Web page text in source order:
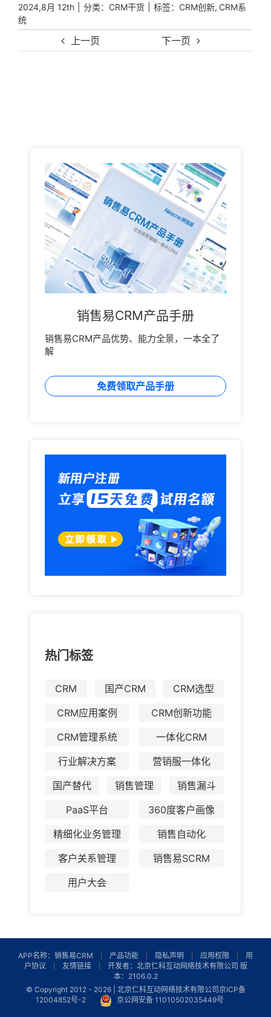
上一页 下一页
2024,8月 12th 分类： CRM干货 标签： CRM创新, CRM系
统
销售易CRM产品手册
销售易CRM产品优势、能力全景，一本全了
解
免费领取产品手册
热门标签
CRM 国产CRM
CRM选型
CRM应用案例
CRM创新功能
CRM管理系统
一体化CRM
行业解决方案
营销服一体化
国产替代
销售管理
销售漏斗
PaaS平台
360度客户画像
精细化业务管理
销售自动化
客户关系管理
销售易SCRM
用户大会
APP名称：销售易CRM 产品功能 隐私声明 应用权限
用
户协议
友情链接
开发者：北京仁科互动网络技术有限公司 版
本：2106.0.2
© Copyright 2012 - 2026 | 北京仁科互动网络技术有限公司京ICP备
12004852号-2
京公网安备 11010502035449号